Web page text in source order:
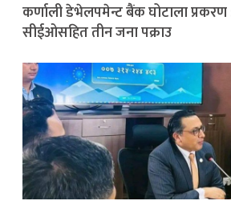
कर्णाली डेभेलपमेन्ट बैंक घोटाला
सीईओसहित तीन जना पक्राउ